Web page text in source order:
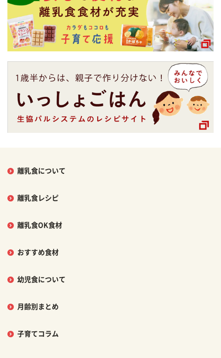
離乳食について
離乳食レシピ
離乳食OK食材
おすすめ食材
幼児食について
月齢別まとめ
子育てコラム